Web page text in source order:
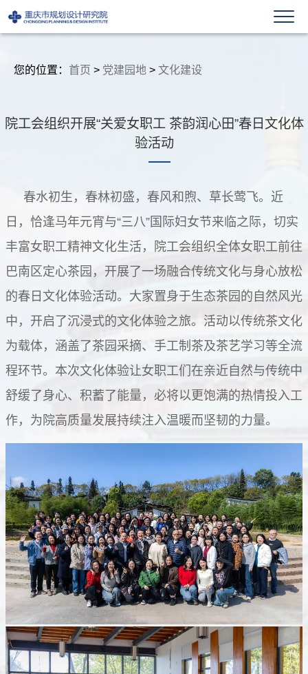
您的位置： 首页 > 党建园地 > 文化建设
院工会组织开展“关爱女职工 茶韵润心田”春日文化体
验活动
春水初生，春林初盛，春风和煦、草长莺飞。近
日，恰逢马年元宵与“三八”国际妇女节来临之际，切实
丰富女职工精神文化生活，院工会组织全体女职工前往
巴南区定心茶园，开展了一场融合传统文化与身心放松
的春日文化体验活动。 大家置身于生态茶园的自然风光
中，开启了沉浸式的文化体验之旅。活动以传统茶文化
为载体，涵盖了茶园采摘、手工制茶及茶艺学习等全流
程环节。本次文化体验让女职工们在亲近自然与传统中
舒缓了身心、积蓄了能量，必将以更饱满的热情投入工
作，为院高质量发展持续注入温暖而坚韧的力量。